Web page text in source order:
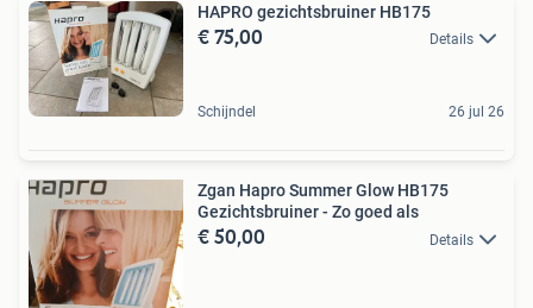
HAPRO gezichtsbruiner HB175
€ 75,00 Details
Schijndel 26 jul 26
Zgan Hapro Summer Glow HB175
Gezichtsbruiner - Zo goed als
€ 50,00 Details